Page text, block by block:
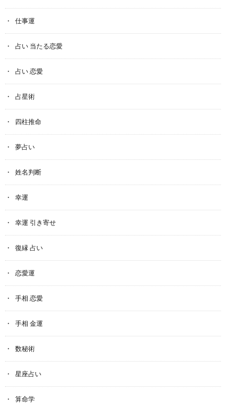
仕事運
占い 当たる恋愛
占い 恋愛
占星術
四柱推命
夢占い
姓名判断
幸運
幸運 引き寄せ
復縁 占い
恋愛運
手相 恋愛
手相 金運
数秘術
星座占い
算命学